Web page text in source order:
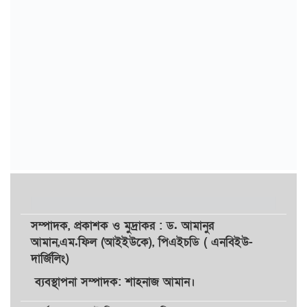
সম্পাদক, প্রকাশকওমুদ্রাকর: ড. আমানুর
আমান,এম.ফিল (আইইউকে), পিএইচডি ( এনবিইউ-
দার্জিলিং)
ব্যবস্থাপনা সম্পাদক: শাহনাজ আমান।